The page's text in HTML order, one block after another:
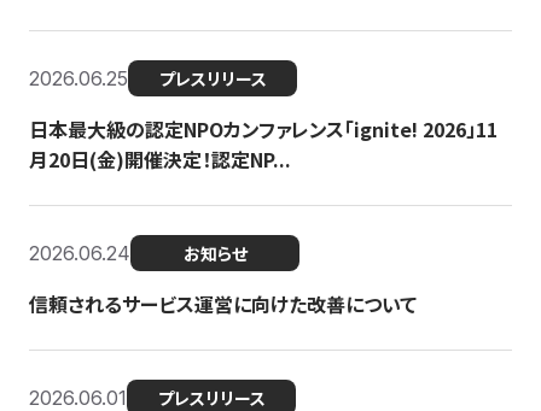
2026.06.25 プレスリリース
日本最大級の認定NPOカンファレンス「ignite! 2026」11
月20日(金)開催決定！認定NP...
2026.06.24 お知らせ
信頼されるサービス運営に向けた改善について
2026.06.01 プレスリリース